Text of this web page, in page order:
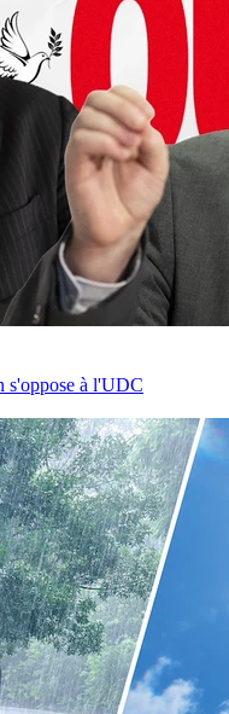
s'oppose à l'UDC